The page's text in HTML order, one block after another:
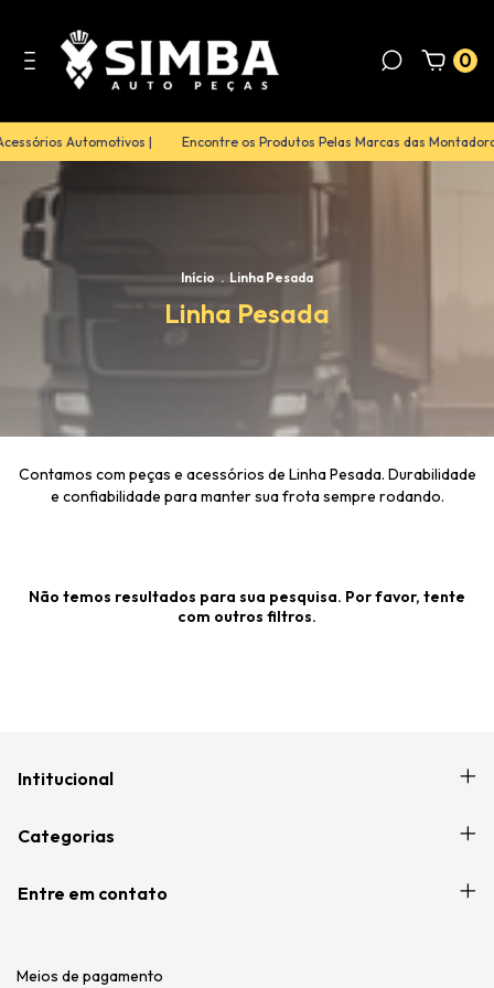
0
Automotivos | Encontre os Produtos Pelas Marcas das
Início . Linha Pesada
Linha Pesada
Contamos com peças e acessórios de Linha Pesada. Durabilidade
e confiabilidade para manter sua frota sempre rodando.
Não temos resultados para sua pesquisa. Por favor, tente
com outros filtros.
Intitucional
Categorias
Entre em contato
Meios de pagamento